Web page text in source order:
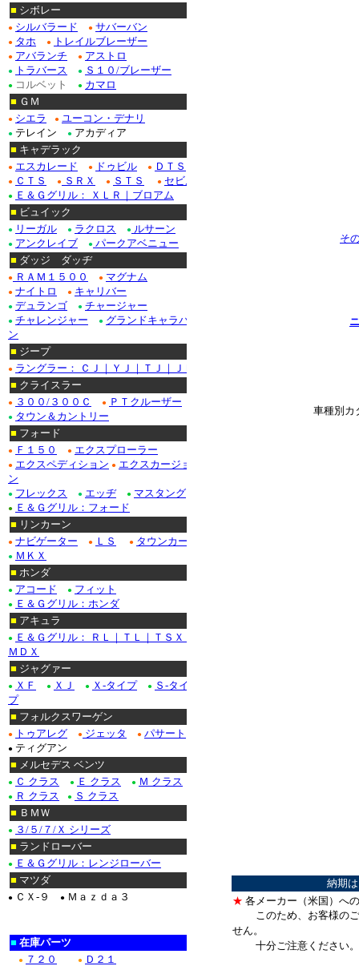
そ
車種別カ
納期
★ 各メーカー（米国）へ
このため、お客様の
せん。
十分ご注意ください。
■ シボレー
● シルバラード ● サバーバン
● タホ ● トレイルブレーザー
● アバランチ ● アストロ
● トラバース ● Ｓ１０/ブレーザー
● コルベット ● カマロ
■ ＧＭ
● シエラ ● ユーコン・デナリ
● テレイン ● アカディア
■ キャデラック
● エスカレード ● ドゥビル ● ＤＴＳ
● ＣＴＳ ● ＳＲＸ ● ＳＴＳ ● セビル
●
Ｅ＆Ｇグリル： ＸＬＲ｜ブロアム
■ ビュイック
● リーガル ● ラクロス ● ルサーン
● アンクレイブ ● パークアベニュー
■ ダッジ ダッヂ
● ＲＡＭ１５００ ● マグナム
● ナイトロ ● キャリバー
● デュランゴ ● チャージャー
● チャレンジャー ● グランドキャラバ
ン
■ ジープ
● ラングラー： ＣＪ｜ＹＪ｜ＴＪ｜ＪＫ
■ クライスラー
● ３００/３００Ｃ ● ＰＴクルーザー
● タウン＆カントリー
■ フォード
● Ｆ１５０ ● エクスプローラー
● エクスペディション ● エクスカージョ
ン
● フレックス ● エッヂ ● マスタング
●
Ｅ＆Ｇグリル：フォード
■ リンカーン
● ナビゲーター ● ＬＳ ● タウンカー
● ＭＫＸ
■ ホンダ
● アコード ● フィット
●
Ｅ＆Ｇグリル：ホンダ
■ アキュラ
●
Ｅ＆Ｇグリル： ＲＬ｜ＴＬ｜ＴＳＸ｜
ＭＤＸ
■ ジャグァー
● ＸＦ ● ＸＪ ● Ｘ-タイプ ●
Ｓ-タイ
プ
■ フォルクスワーゲン
● トゥアレグ ● ジェッタ ● パサート
● ティグアン
■ メルセデス ベンツ
● Ｃ クラス ● Ｅ クラス ● Ｍ クラス
● Ｒ クラス ●
Ｓ クラス
■ ＢＭＷ
●
３/５/７/Ｘ シリーズ
■ ランドローバー
●
Ｅ＆Ｇグリル：レンジローバー
■ マツダ
● ＣＸ-９ ● Ｍａｚｄａ３
■ 在庫パーツ
● ７２０ ● Ｄ２１